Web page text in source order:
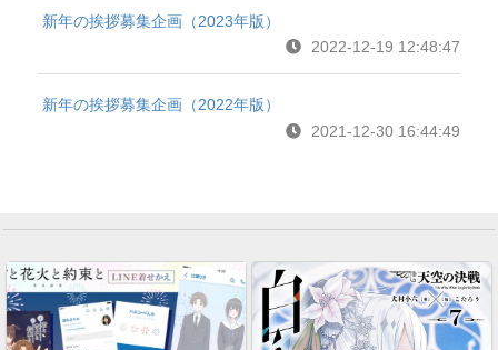
新年の挨拶募集企画（2023年版）
2022-12-19 12:48:47
新年の挨拶募集企画（2022年版）
2021-12-30 16:44:49